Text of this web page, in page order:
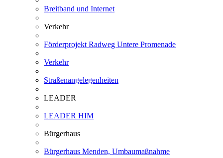
Breitband und Internet
Verkehr
Förderprojekt Radweg Untere Promenade
Verkehr
Straßenangelegenheiten
LEADER
LEADER HIM
Bürgerhaus
Bürgerhaus Menden, Umbaumaßnahme